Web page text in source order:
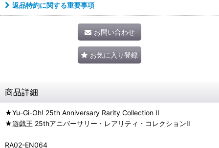
返品特約に関する重要事項
お問い合わせ
お気に入り登録
商品詳細
★Yu-Gi-Oh! 25th Anniversary Rarity Collection II
★遊戯王 25thアニバーサリー・レアリティ・コレクションII
RA02-EN064